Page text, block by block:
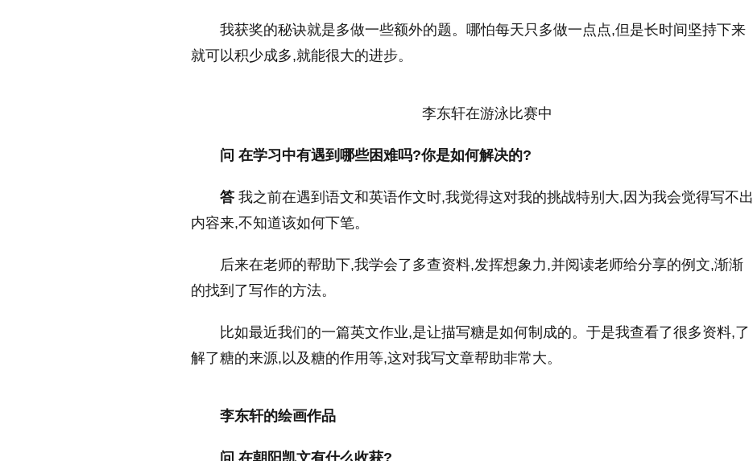
我获奖的秘诀就是多做一些额外的题。哪怕每天只多做一点点,但是长时间坚持下来
就可以积少成多,就能很大的进步。
李东轩在游泳比赛中
问 在学习中有遇到哪些困难吗?你是如何解决的?
答 我之前在遇到语文和英语作文时,我觉得这对我的挑战特别大,因为我会觉得写不出
内容来,不知道该如何下笔。
后来在老师的帮助下,我学会了多查资料,发挥想象力,并阅读老师给分享的例文,渐渐
的找到了写作的方法。
比如最近我们的一篇英文作业,是让描写糖是如何制成的。于是我查看了很多资料,了
解了糖的来源,以及糖的作用等,这对我写文章帮助非常大。
李东轩的绘画作品
问 在朝阳凯文有什么收获?